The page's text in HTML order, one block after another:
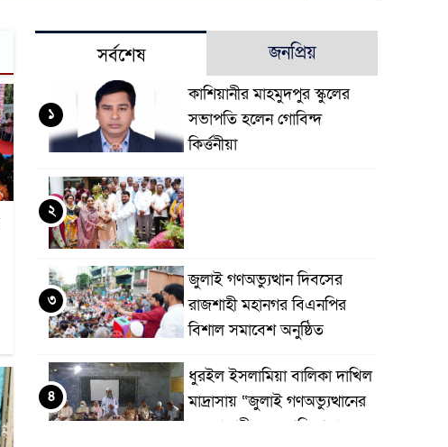
সর্বশেষ জনপ্রিয়
কাশিয়ানীর মাহমুদপুর স্কুলের
সভাপতি হলেন গোবিন্দ
কির্ত্তনীয়া
১
২
জুলাই গণঅভ্যুত্থান দিবসের
রাজশাহী মহানগর বিএনপির
বিশাল সমাবেশ অনুষ্ঠিত
৩
ধুরইল ইসলামিয়া বালিকা দাখিল
মাদ্রাসায় “জুলাই গণঅভ্যুত্থানের
চেতনা শহীদদের প্রতি শ্রদ্ধা
৪